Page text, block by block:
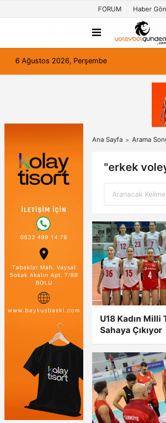
FORUM Haber
6 Ağustos 2026, Perşembe
Ana Sayfa Arama
"erkek
U18 Kadın Milli
Sahaya Çıkıyor